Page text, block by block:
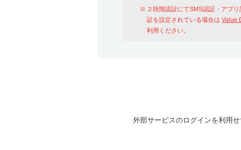
２段階認証にてSMS認証・アプ
証を設定されている場合はValue
利用ください。
外部サービスのログインを利用